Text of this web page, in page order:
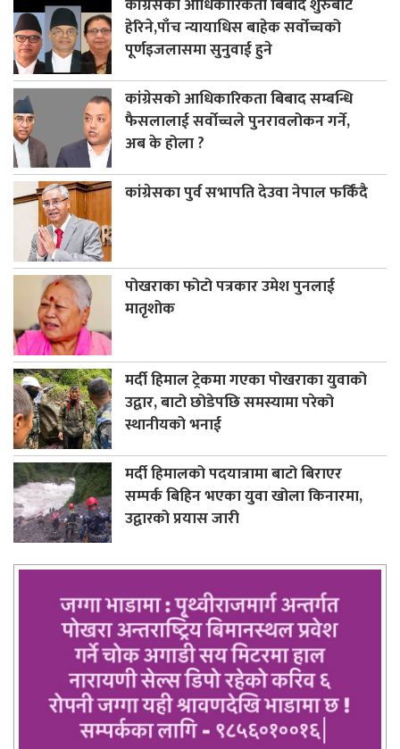
हेरिने,पाँच न्यायाधिस बाहेक सर्वोच्चको
पूर्णइजलासमा सुनुवाई हुने
कांग्रेसको आधिकारिकता बिबाद सम्बन्धि
फैसलालाई सर्वोच्चले पुनरावलोकन गर्ने,
अब के होला ?
कांग्रेसका पुर्व सभापति देउवा नेपाल फर्किंदै
पोखराका फोटो पत्रकार उमेश पुनलाई
मातृशोक
मर्दी हिमाल ट्रेकमा गएका पोखराका युवाको
उद्वार, बाटो छोडेपछि समस्यामा परेको
स्थानीयको भनाई
मर्दी हिमालको पदयात्रामा बाटो बिराएर
सम्पर्क बिहिन भएका युवा खोला किनारमा,
उद्वारको प्रयास जारी